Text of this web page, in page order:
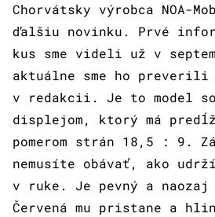
Chorvátsky výrobca NOA-
ďalšiu novinku. Prvé
kus sme videli už v
aktuálne sme ho preverili
v redakcii. Je to model so
displejom, ktorý má
pomerom strán 18,5 : 9.
nemusíte obávať, ako
v ruke. Je pevný a naozaj
Červená mu pristane a